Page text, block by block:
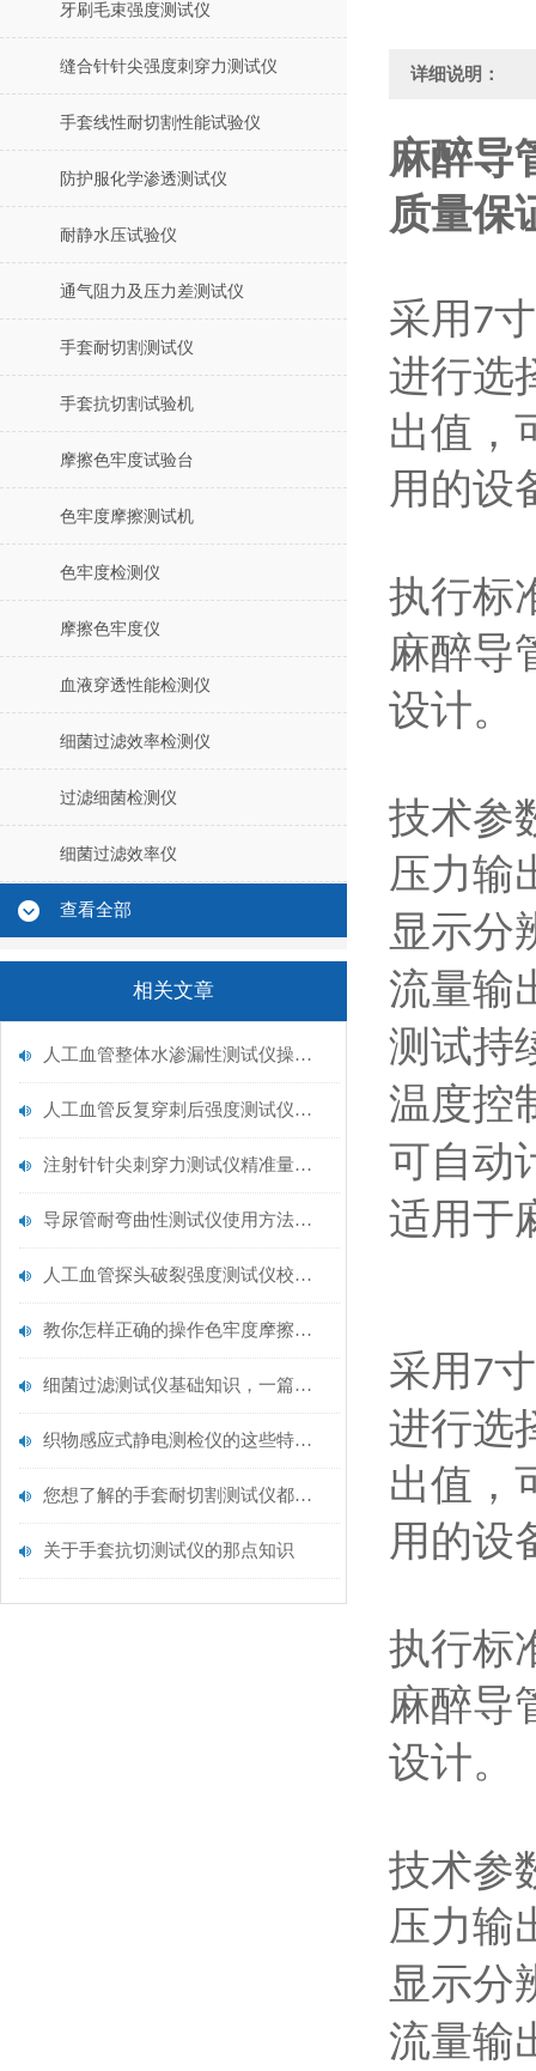
牙刷毛束强度测试仪
缝合针针尖强度刺穿力测试仪
手套线性耐切割性能试验仪
防护服化学渗透测试仪
耐静水压试验仪
通气阻力及压力差测试仪
手套耐切割测试仪
手套抗切割试验机
摩擦色牢度试验台
色牢度摩擦测试机
色牢度检测仪
摩擦色牢度仪
血液穿透性能检测仪
细菌过滤效率检测仪
过滤细菌检测仪
细菌过滤效率仪
查看全部
相关文章
人工血管整体水渗漏性测试仪操作中最容易出错的步骤
人工血管反复穿刺后强度测试仪是什么？透析患者的“生命管“质量靠它把关！
注射针针尖刺穿力测试仪精准量化针尖锋利度，构筑临床安全防线
导尿管耐弯曲性测试仪使用方法与操作规范
人工血管探头破裂强度测试仪校准规范：精准赋能医疗安全的技术基准
教你怎样正确的操作色牢度摩擦测试机
细菌过滤测试仪基础知识，一篇搞定
织物感应式静电测检仪的这些特点很少有人都知道
您想了解的手套耐切割测试仪都在这里了
关于手套抗切测试仪的那点知识
详细说明：
麻醉导
质量保
采用 7
进行选
出值，
用的设
执行标
麻醉导
设计。
技术参
压力输
显示分
流量输
测试持
温度控
可自动
适用于
采用 7
进行选
出值，
用的设
执行标
麻醉导
设计。
技术参
压力输
显示分
流量输